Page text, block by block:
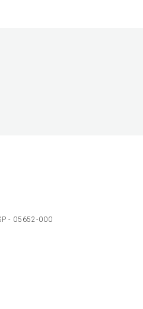
- 05652-000